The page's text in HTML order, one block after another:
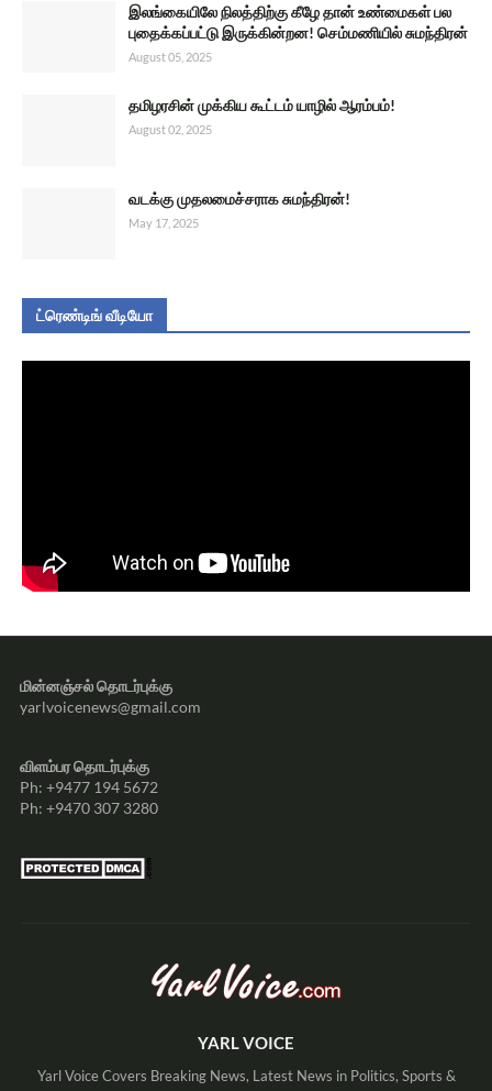
இலங்கையிலே நிலத்திற்கு கீழே தான் உண்மைகள் பல
புதைக்கப்பட்டு இருக்கின்றன! செம்மணியில் சுமந்திரன்
August 05, 2025
தமிழரசின் முக்கிய கூட்டம் யாழில் ஆரம்பம்!
August 02, 2025
வடக்கு முதலமைச்சராக சுமந்திரன்!
May 17, 2025
ட்ரெண்டிங் வீடியோ
மின்னஞ்சல் தொடர்புக்கு
yarlvoicenews@gmail.com
விளம்பர தொடர்புக்கு
Ph: +9477 194 5672
Ph: +9470 307 3280
YARL VOICE
Yarl Voice Covers Breaking News, Latest News in Politics, Sports &